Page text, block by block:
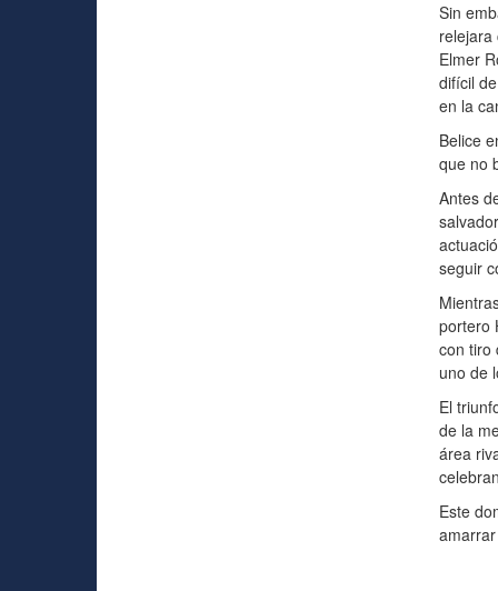
Sin
relejara
Elmer
difícil
en la
Belice
que no
Antes
seguir
portero
con tiro
uno de
El
de la
área
Este